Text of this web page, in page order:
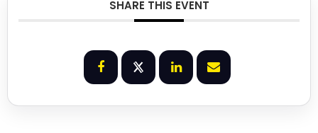
SHARE THIS EVENT